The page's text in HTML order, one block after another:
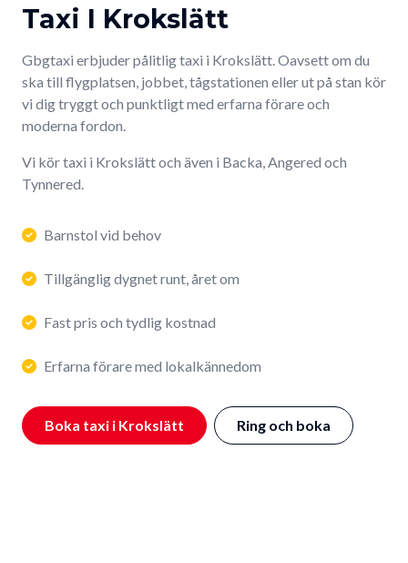
Taxi I Krokslätt
Gbgtaxi erbjuder pålitlig taxi i Krokslätt. Oavsett om du
ska till flygplatsen, jobbet, tågstationen eller ut på stan kör
vi dig tryggt och punktligt med erfarna förare och
moderna fordon.
Vi kör taxi i Krokslätt och även i Backa, Angered och
Tynnered.
Barnstol vid behov
Tillgänglig dygnet runt, året om
Fast pris och tydlig kostnad
Erfarna förare med lokalkännedom
Boka taxi i Krokslätt Ring och boka